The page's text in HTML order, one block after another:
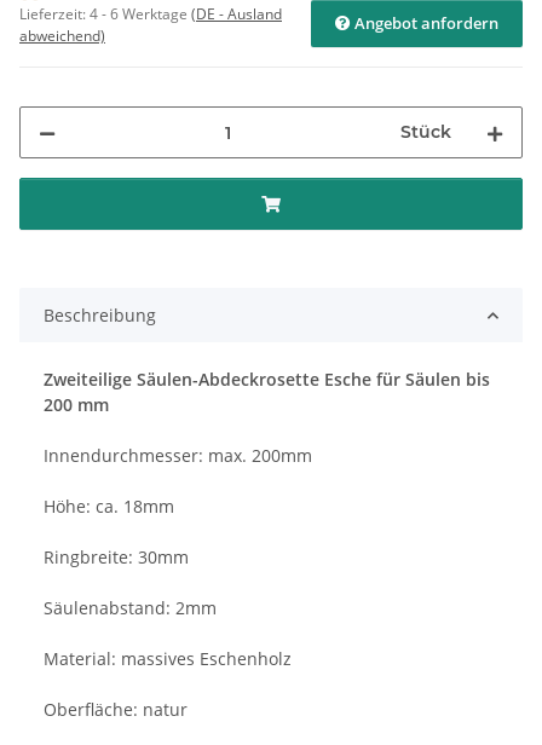
Lieferzeit:4 - 6 Werktage (DE - Ausland
abweichend)
Angebot anfordern
Stück
Beschreibung
Zweiteilige Säulen-Abdeckrosette Esche für Säulen bis
200 mm
Innendurchmesser: max. 200mm
Höhe: ca. 18mm
Ringbreite: 30mm
Säulenabstand: 2mm
Material: massives Eschenholz
Oberfläche: natur